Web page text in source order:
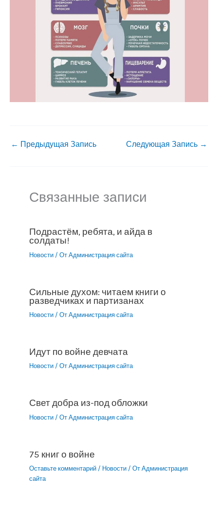
← Предыдущая Запись Следующая Запись →
Связанные записи
Подрастём, ребята, и айда в
солдаты!
Новости / От Администрация сайта
Сильные духом: читаем книги о
разведчиках и партизанах
Новости / От Администрация сайта
Идут по войне девчата
Новости / От Администрация сайта
Свет добра из-под обложки
Новости / От Администрация сайта
75 книг о войне
Оставьте комментарий / Новости / От Администрация
сайта